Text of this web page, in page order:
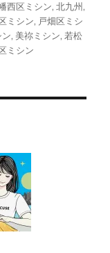
西区ミシン,北九州 ,
ミシン, 戸畑区ミシ
, 美祢ミシン, 若松
ミシン